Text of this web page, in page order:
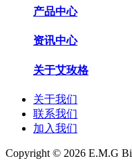
产品中心
资讯中心
关于艾玫格
关于我们
联系我们
加入我们
Copyright © 2026 E.M.G